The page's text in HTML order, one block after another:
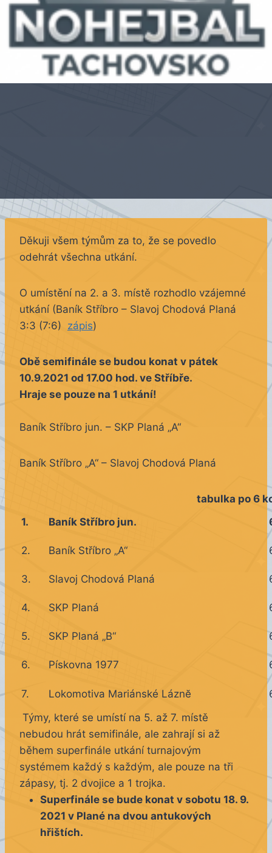
Děkuji všem týmům za to, že se povedlo
odehrát všechna utkání.
O umístění na 2. a 3. místě rozhodlo vzájemné
utkání (Baník Stříbro – Slavoj Chodová Planá
3:3 (7:6) zápis)
Obě semifinále se budou konat v pátek
10.9.2021 od 17.00 hod. ve Stříbře.
Hraje se pouze na 1 utkání!
Baník Stříbro jun. – SKP Planá „A“
Baník Stříbro „A“ – Slavoj Chodová Planá
tabulka po 6
1.
Baník Stříbro jun.
2. Baník Stříbro „A“
3. Slavoj Chodová Planá
4. SKP Planá
5. SKP Planá „B“
6. Pískovna 1977
7. Lokomotiva Mariánské Láznĕ
Týmy, které se umístí na 5. až 7. místě
nebudou hrát semifinále, ale zahrají si až
během superfinále utkání turnajovým
systémem každý s každým, ale pouze na tři
zápasy, tj. 2 dvojice a 1 trojka.
Superfinále se bude konat v sobotu 18. 9.
2021 v Plané na dvou antukových
hřištích.